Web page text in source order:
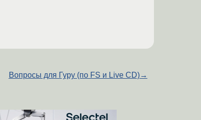
Вопросы для Гуру (по FS и Live CD)→